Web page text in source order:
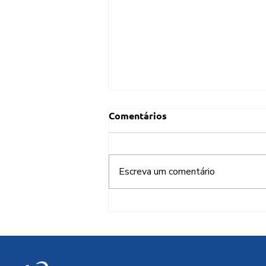
soberania digital em IA
Comentários
Escreva um comentário